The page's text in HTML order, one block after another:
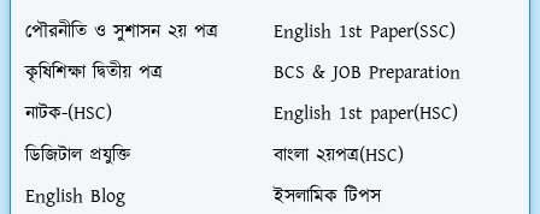
পৌরনীতি ও সুশাসন ২য় পত্র
English 1st Paper(SSC)
কৃষিশিক্ষা দ্বিতীয় পত্র
BCS & JOB Preparation
নাটক-(HSC)
English 1st paper(HSC)
ডিজিটাল প্রযুক্তি
বাংলা ২য়পত্র(HSC)
English Blog
ইসলামিক টিপস